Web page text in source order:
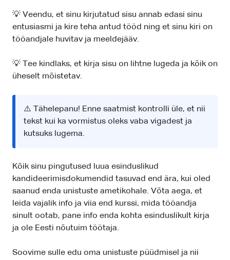
💡 Veendu, et sinu kirjutatud sisu annab edasi sinu
entusiasmi ja kire teha antud tööd ning et sinu kiri on
tööandjale huvitav ja meeldejääv.
💡 Tee kindlaks, et kirja sisu on lihtne lugeda ja kõik on
üheselt mõistetav.
⚠️ Tähelepanu! Enne saatmist kontrolli üle, et nii
tekst kui ka vormistus oleks vaba vigadest ja
kutsuks lugema.
Kõik sinu pingutused luua esinduslikud
kandideerimisdokumendid tasuvad end ära, kui oled
saanud enda unistuste ametikohale. Võta aega, et
leida vajalik info ja viia end kurssi, mida tööandja
sinult ootab, pane info enda kohta esinduslikult kirja
ja ole Eesti nõutuim töötaja.
Soovime sulle edu oma unistuste püüdmisel ja nii